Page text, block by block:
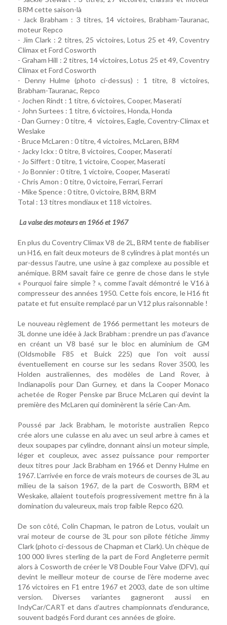
BRM cette saison-là
- Jack Brabham : 3 titres, 14 victoires, Brabham-Tauranac,
moteur Repco
- Jim Clark : 2 titres, 25 victoires, Lotus 25 et 49, Coventry
Climax et Ford Cosworth
- Graham Hill : 2 titres, 14 victoires, Lotus 25 et 49, Coventry
Climax et Ford Cosworth
- Denny Hulme (photo ci-dessus) : 1 titre, 8 victoires,
Brabham-Tauranac, Repco
- Jochen Rindt : 1 titre, 6 victoires, Cooper, Maserati
- John Surtees : 1 titre, 6 victoires, Honda, Honda
- Dan Gurney : 0 titre, 4 victoires, Eagle, Coventry-Climax et
Weslake
- Bruce McLaren : 0 titre, 4 victoires, McLaren, BRM
- Jacky Ickx : 0 titre, 8 victoires, Cooper, Maserati
- Jo Siffert : 0 titre, 1 victoire, Cooper, Maserati
- Jo Bonnier : 0 titre, 1 victoire, Cooper, Maserati
- Chris Amon : 0 titre, 0 victoire, Ferrari, Ferrari
- Mike Spence : 0 titre, 0 victoire, BRM, BRM
Total : 13 titres mondiaux et 118 victoires.
La valse des moteurs en 1966 et 1967
En plus du Coventry Climax V8 de 2L, BRM tente de fiabiliser
un H16, en fait deux moteurs de 8 cylindres à plat montés un
par-dessus l’autre, une usine à gaz complexe au possible et
anémique. BRM savait faire ce genre de chose dans le style
« Pourquoi faire simple ? », comme l’avait démontré le V16 à
compresseur des années 1950. Cette fois encore, le H16 fit
patate et fut ensuite remplacé par un V12 plus raisonnable !
Le nouveau règlement de 1966 permettant les moteurs de
3L donne une idée à Jack Brabham : prendre un pas d'avance
en créant un V8 basé sur le bloc en aluminium de GM
(Oldsmobile F85 et Buick 225) que l’on voit aussi
éventuellement en course sur les sedans Rover 3500, les
Holden australiennes, des modèles de Land Rover, à
Indianapolis pour Dan Gurney, et dans la Cooper Monaco
achetée de Roger Penske par Bruce McLaren qui devint la
première des McLaren qui dominèrent la série Can-Am.
Poussé par Jack Brabham, le motoriste australien Repco
crée alors une culasse en alu avec un seul arbre à cames et
deux soupapes par cylindre, donnant ainsi un moteur simple,
léger et coupleux, avec assez puissance pour remporter
deux titres pour Jack Brabham en 1966 et Denny Hulme en
1967. L’arrivée en force de vrais moteurs de courses de 3L au
milieu de la saison 1967, de la part de Cosworth, BRM et
Weskake, allaient toutefois progressivement mettre fin à la
domination du valeureux, mais trop faible Repco 620.
De son côté, Colin Chapman, le patron de Lotus, voulait un
vrai moteur de course de 3L pour son pilote fétiche Jimmy
Clark (photo ci-dessous de Chapman et Clark). Un chèque de
100 000 livres sterling de la part de Ford Angleterre permit
alors à Cosworth de créer le V8 Double Four Valve (DFV), qui
devint le meilleur moteur de course de l’ère moderne avec
176 victoires en F1 entre 1967 et 2003, date de son ultime
version. Diverses variantes gagneront aussi en
IndyCar/CART et dans d’autres championnats d’endurance,
souvent badgés Ford durant ces années de gloire.